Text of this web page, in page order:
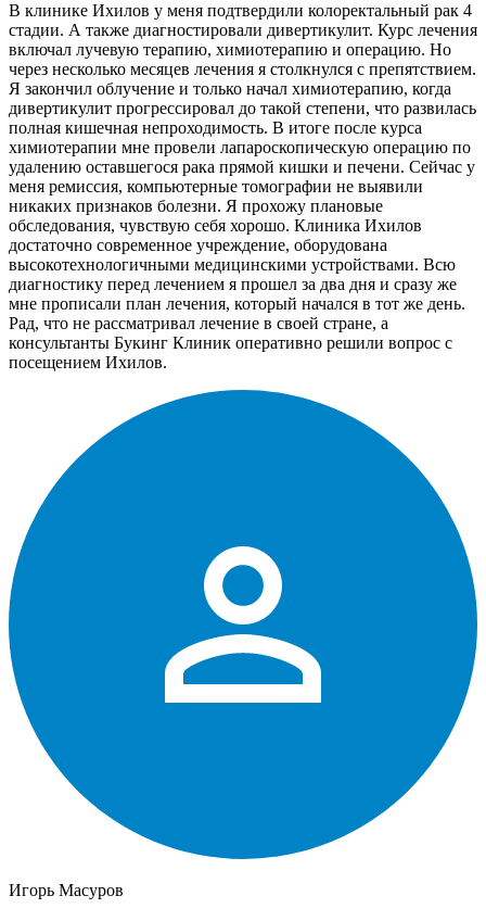
В клинике Ихилов у меня подтвердили колоректальный рак 4
стадии. А также диагностировали дивертикулит. Курс лечения
включал лучевую терапию, химиотерапию и операцию. Но
через несколько месяцев лечения я столкнулся с препятствием.
Я закончил облучение и только начал химиотерапию, когда
дивертикулит прогрессировал до такой степени, что развилась
полная кишечная непроходимость. В итоге после курса
химиотерапии мне провели лапароскопическую операцию по
удалению оставшегося рака прямой кишки и печени. Сейчас у
меня ремиссия, компьютерные томографии не выявили
никаких признаков болезни. Я прохожу плановые
обследования, чувствую себя хорошо. Клиника Ихилов
достаточно современное учреждение, оборудована
высокотехнологичными медицинскими устройствами. Всю
диагностику перед лечением я прошел за два дня и сразу же
мне прописали план лечения, который начался в тот же день.
Рад, что не рассматривал лечение в своей стране, а
консультанты Букинг Клиник оперативно решили вопрос с
посещением Ихилов.
Игорь Масуров